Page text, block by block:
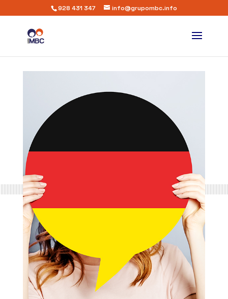
928 431 347 info@grupombc.info